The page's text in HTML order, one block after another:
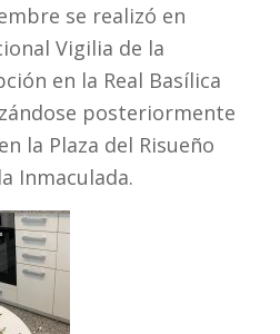
se realizó en
Vigilia de la
en la Real Basílica
posteriormente
la Plaza del Risueño
Inmaculada.